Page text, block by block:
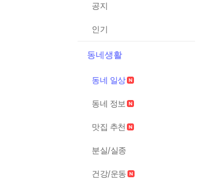
공지
인기
동네생활
동네 일상
동네 정보
맛집 추천
분실/실종
건강/운동